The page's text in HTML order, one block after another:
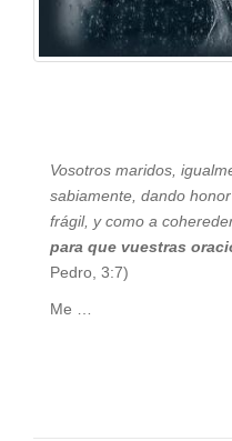
Vosotros maridos,
sabiamente, dando
frágil, y como a
para que vuestras
Pedro, 3:7)
Me …